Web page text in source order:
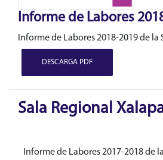
Informe de Labores
Informe de Labores 2018-2019 de la
DESCARGA PDF
Sala Regional
Informe de Labores 2017-2018 de